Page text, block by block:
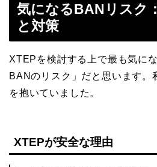
気になるBANリスク
と対策
XTEPを検討する上で最も気に
BANのリスク」だと思います。
を抱いていました。
XTEPが安全な理由